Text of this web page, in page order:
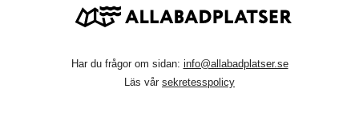
Har du frågor om sidan: info@allabadplatser.se
Läs vår sekretesspolicy